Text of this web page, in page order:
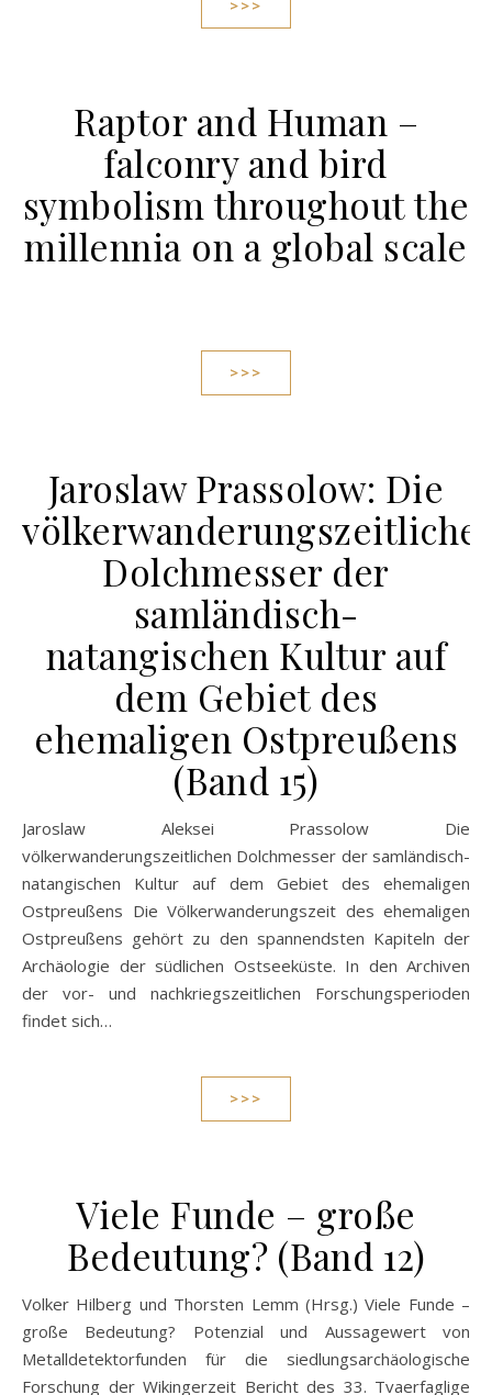
>>>
Raptor and Human –
falconry and bird
symbolism throughout the
millennia on a global scale
>>>
Jaroslaw Prassolow: Die
Dolchmesser der
samländisch-
natangischen Kultur auf
dem Gebiet des
ehemaligen Ostpreußens
(Band 15)
Jaroslaw Aleksei Prassolow Die
völkerwanderungszeitlichen Dolchmesser der samländisch-
natangischen Kultur auf dem Gebiet des ehemaligen
Ostpreußens Die Völkerwanderungszeit des ehemaligen
Ostpreußens gehört zu den spannendsten Kapiteln der
Archäologie der südlichen Ostseeküste. In den Archiven
der vor- und nachkriegszeitlichen Forschungsperioden
findet sich…
>>>
Viele Funde – große
Bedeutung? (Band 12)
Volker Hilberg und Thorsten Lemm (Hrsg.) Viele Funde –
große Bedeutung? Potenzial und Aussagewert von
Metalldetektorfunden für die siedlungsarchäologische
Forschung der Wikingerzeit Bericht des 33. Tvaerfaglige